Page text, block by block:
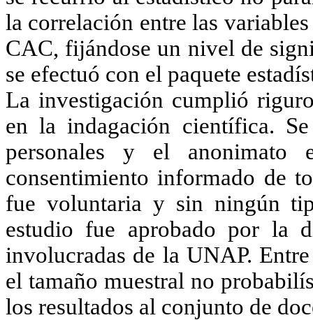
la correlación entre las
CAC, fijándose un nivel de
se efectuó con el paquete
La investigación cumplió
en la indagación científica.
personales y el
consentimiento informado de
fue voluntaria y sin ningún
estudio fue aprobado por la
involucradas de la UNAP.
el tamaño muestral no
los resultados al conjunto de